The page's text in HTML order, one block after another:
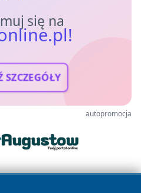
się na
SZCZEGÓŁY
autopromocja